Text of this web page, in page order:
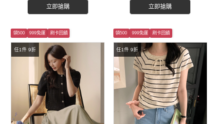
立即搶購 立即搶購
任1件 9折
領500 999免運 刷卡回饋
任1件 9折
領500 999免運 刷卡回饋